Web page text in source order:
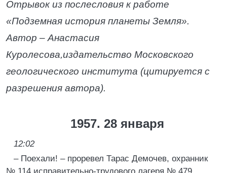
Отрывок из послесловия к работе
«Подземная история планеты Земля».
Автор – Анастасия
Куролесова,издательство Московского
геологического института (цитируется с
разрешения автора).
1957. 28 января
12:02
– Поехали! – проревел Тарас Демочев, охранник